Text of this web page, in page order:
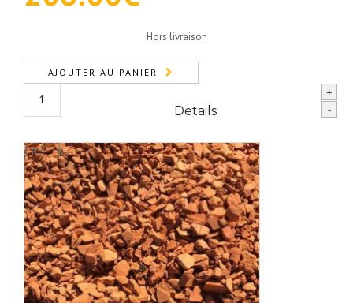
Hors livraison
AJOUTER AU PANIER
Calcaire
Blanc
6/12
(1m3)
+
-
Details
1 m3